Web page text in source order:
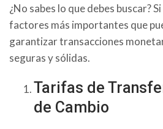
¿No sabes lo que debes buscar?
factores más importantes que
garantizar transacciones
seguras y sólidas.
Tarifas de
de Cambio